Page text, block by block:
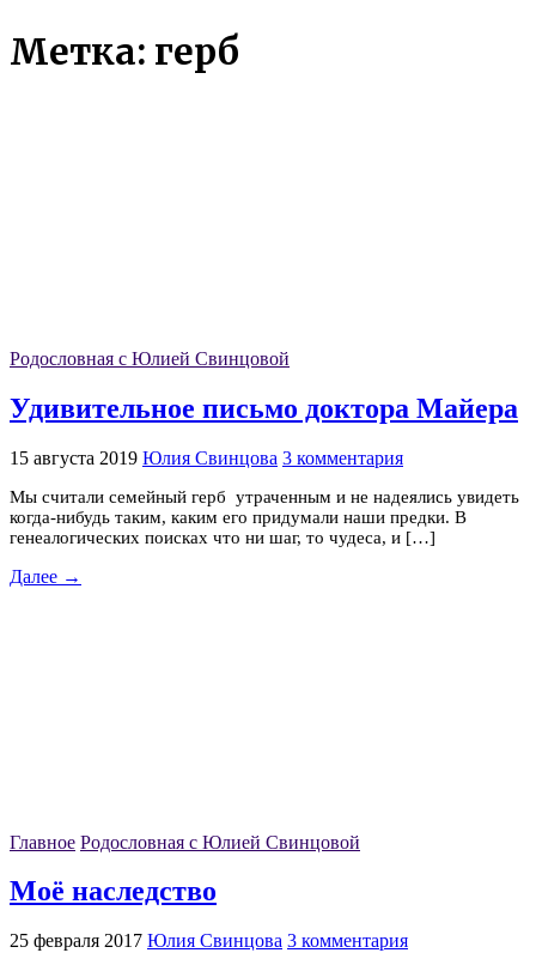
Метка: герб
Родословная с Юлией Свинцовой
Удивительное письмо доктора Майера
15 августа 2019 Юлия Свинцова 3 комментария
Мы считали семейный герб утраченным и не надеялись увидеть
когда-нибудь таким, каким его придумали наши предки. В
генеалогических поисках что ни шаг, то чудеса, и […]
Далее →
Главное Родословная с Юлией Свинцовой
Моё наследство
25 февраля 2017 Юлия Свинцова 3 комментария